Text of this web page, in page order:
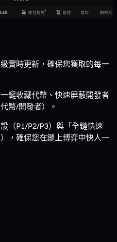
實時更新，確保您獲取的每一
鍵收藏代幣、快速屏蔽開發者
幣/開發者）。
（P1/P2/P3）與「全鏈快速
，確保您在鏈上博弈中快人一